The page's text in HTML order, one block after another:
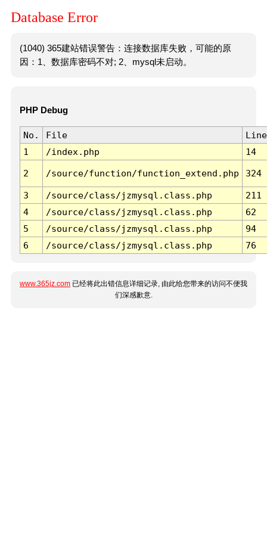
Database Error
(1040) 365建站错误警告：连接数据库失败，可能的原
因：1、数据库密码不对; 2、mysql未启动。
PHP Debug
No. File
Line
1
/index.php 14
2 /source/function/function_extend.php 324
3 /source/class/jzmysql.class.php
211
4
/source/class/jzmysql.class.php
62
5
/source/class/jzmysql.class.php
94
6
/source/class/jzmysql.class.php 76
www.365jz.com 已经将此出错信息详细记录, 由此给您带来的访问不便我
们深感歉意.